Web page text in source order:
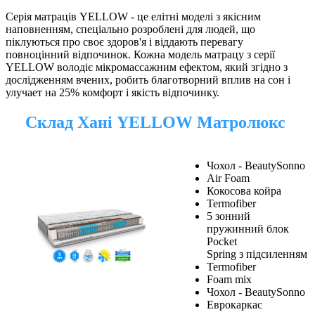
Серія матраців YELLOW - це елітні моделі з якісним
наповненням, спеціально розроблені для людей, що
піклуються про своє здоров'я і віддають перевагу
повноцінний відпочинок. Кожна модель матрацу з серії
YELLOW володіє мікромассажним ефектом, який згідно з
дослідженням вчених, робить благотворний вплив на сон і
улучает на 25% комфорт і якість відпочинку.
Склад Хані YELLOW Матролюкс
Чохол - BeautySonno
Air Foam
Кокосова койра
Termofiber
5 зонний
пружинний блок
Pocket
Spring з підсиленням
Termofiber
Foam mix
Чохол - BeautySonno
Еврокаркас